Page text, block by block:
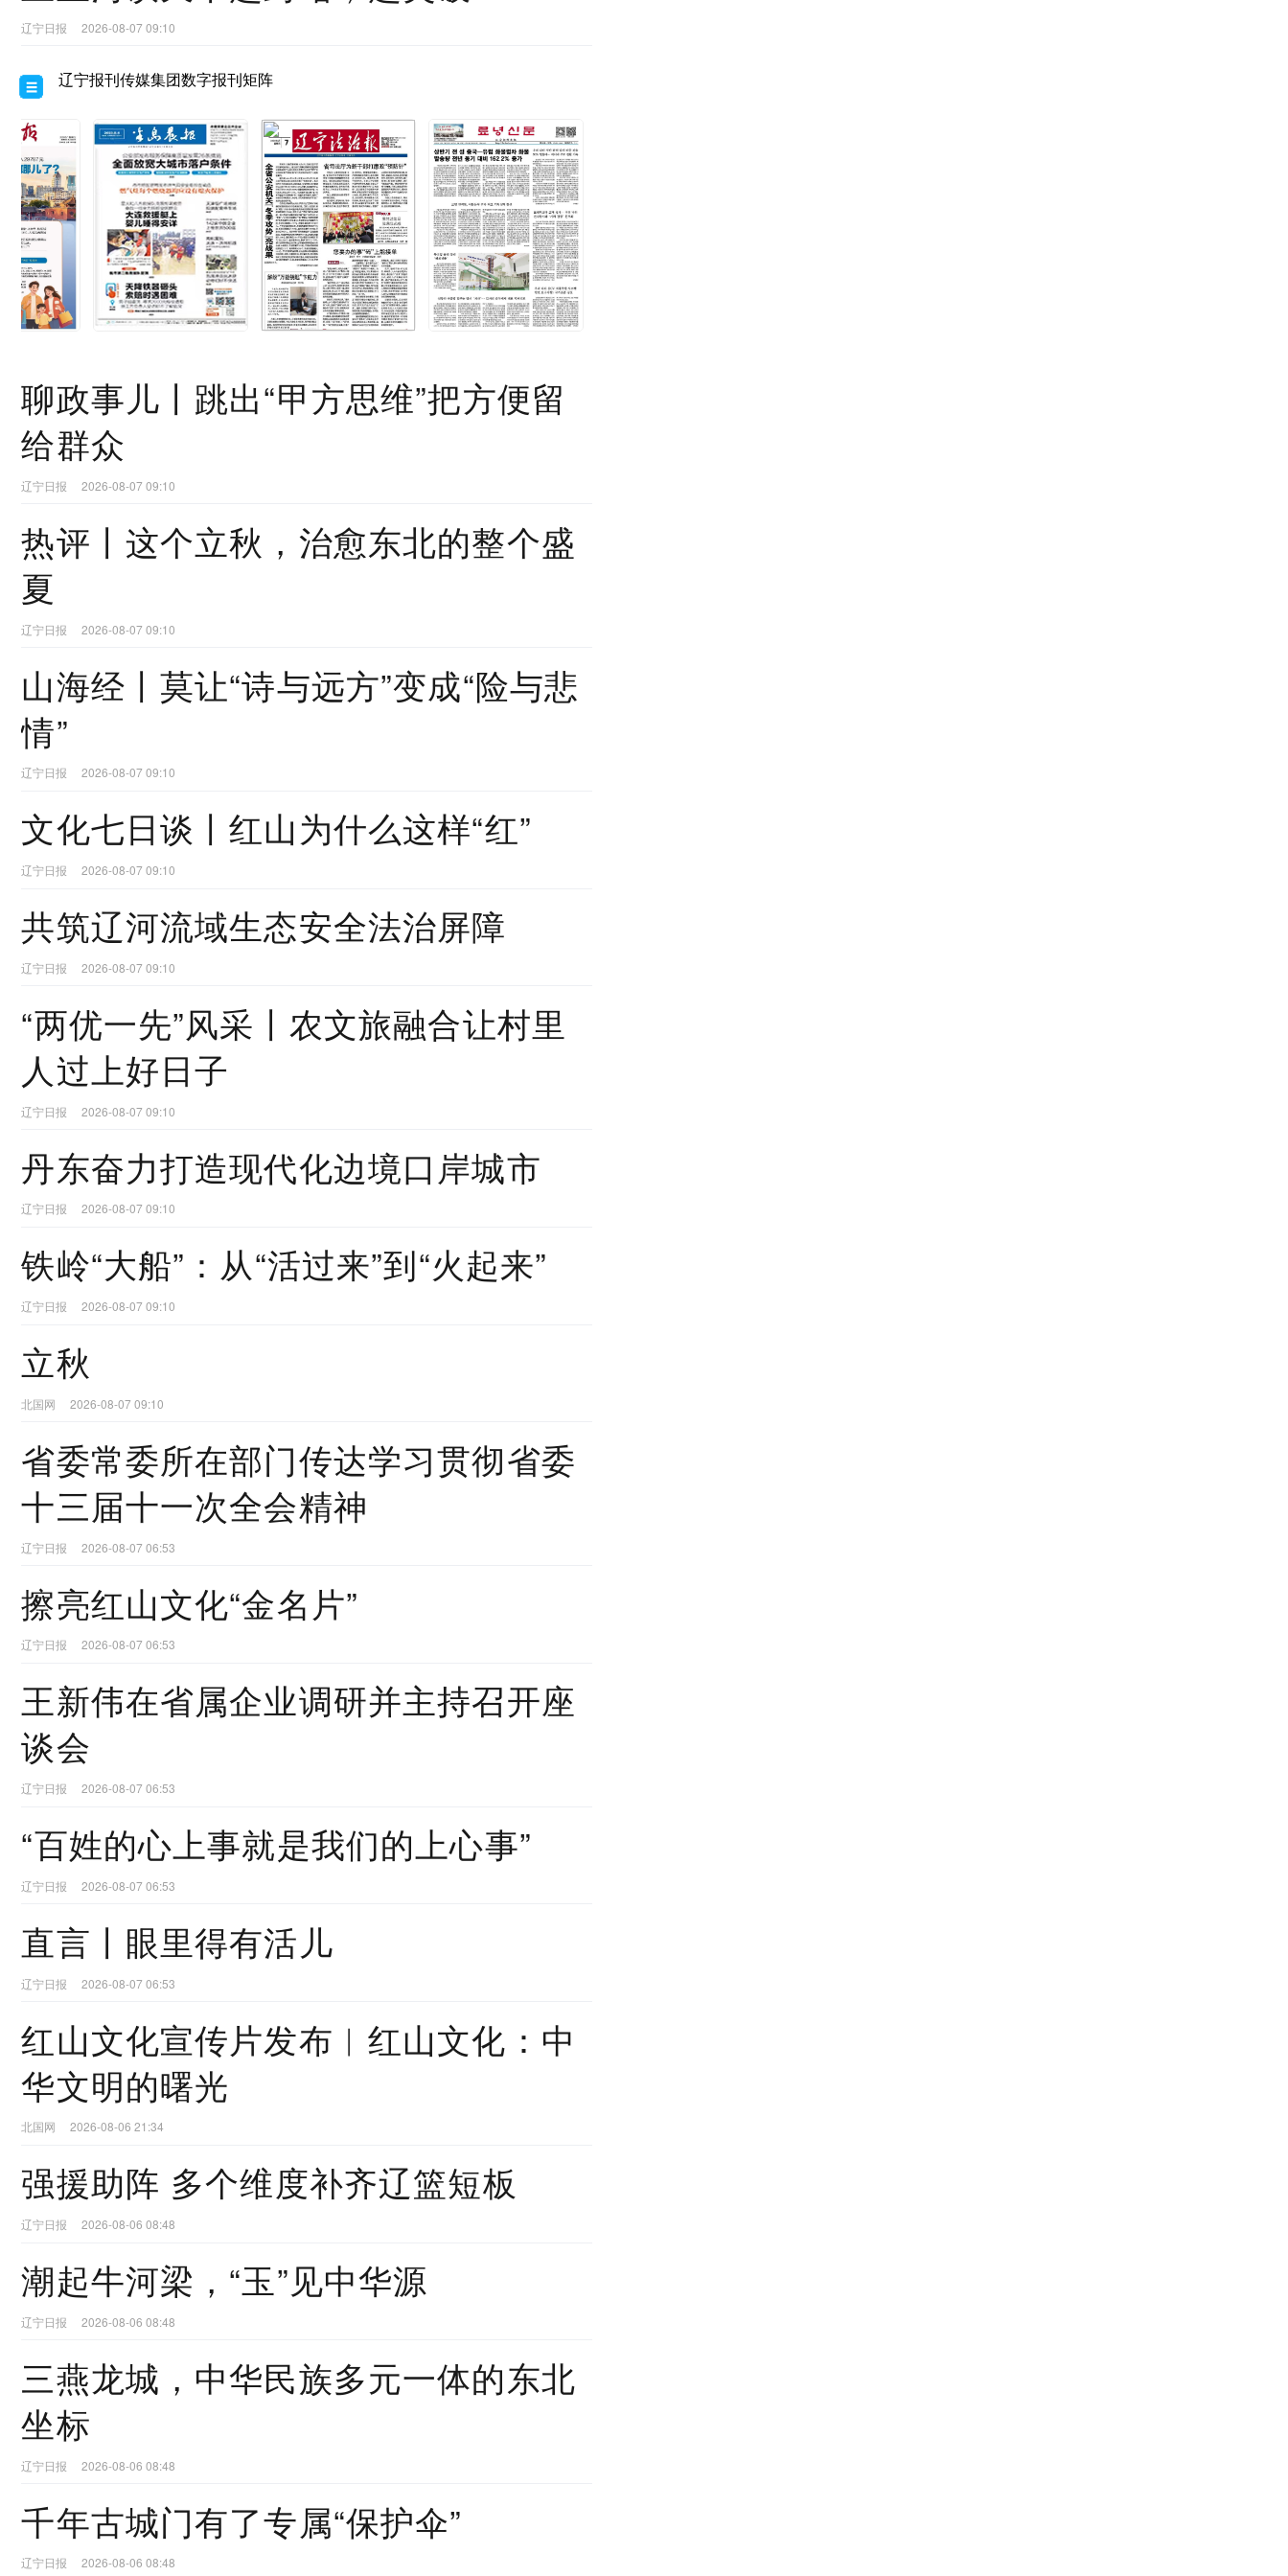
辽宁日报 2026-08-07 09:10
辽宁报刊传媒集团数字报刊矩阵
聊政事儿丨跳出“甲方思维”把方便留
给群众
辽宁日报 2026-08-07 09:10
热评丨这个立秋，治愈东北的整个盛
夏
辽宁日报 2026-08-07 09:10
山海经丨莫让“诗与远方”变成“险与悲
情”
辽宁日报 2026-08-07 09:10
文化七日谈丨红山为什么这样“红”
辽宁日报 2026-08-07 09:10
共筑辽河流域生态安全法治屏障
辽宁日报 2026-08-07 09:10
“两优一先”风采丨农文旅融合让村里
人过上好日子
辽宁日报 2026-08-07 09:10
丹东奋力打造现代化边境口岸城市
辽宁日报 2026-08-07 09:10
铁岭“大船”：从“活过来”到“火起来”
辽宁日报 2026-08-07 09:10
立秋
北国网 2026-08-07 09:10
省委常委所在部门传达学习贯彻省委
十三届十一次全会精神
辽宁日报 2026-08-07 06:53
擦亮红山文化“金名片”
辽宁日报 2026-08-07 06:53
王新伟在省属企业调研并主持召开座
谈会
辽宁日报 2026-08-07 06:53
“百姓的心上事就是我们的上心事”
辽宁日报 2026-08-07 06:53
直言丨眼里得有活儿
辽宁日报 2026-08-07 06:53
红山文化宣传片发布︱红山文化：中
华文明的曙光
北国网 2026-08-06 21:34
强援助阵 多个维度补齐辽篮短板
辽宁日报 2026-08-06 08:48
潮起牛河梁，“玉”见中华源
辽宁日报 2026-08-06 08:48
三燕龙城，中华民族多元一体的东北
坐标
辽宁日报 2026-08-06 08:48
千年古城门有了专属“保护伞”
辽宁日报 2026-08-06 08:48